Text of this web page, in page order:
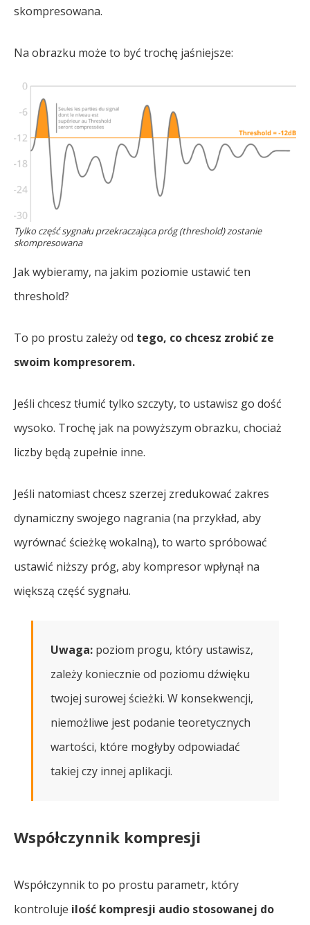
skompresowana.
Na obrazku może to być trochę jaśniejsze:
Tylko część sygnału przekraczająca próg (threshold) zostanie
skompresowana
Jak wybieramy, na jakim poziomie ustawić ten
threshold?
To po prostu zależy od tego, co chcesz zrobić ze
swoim kompresorem.
Jeśli chcesz tłumić tylko szczyty, to ustawisz go dość
wysoko. Trochę jak na powyższym obrazku, chociaż
liczby będą zupełnie inne.
Jeśli natomiast chcesz szerzej zredukować zakres
dynamiczny swojego nagrania (na przykład, aby
wyrównać ścieżkę wokalną), to warto spróbować
ustawić niższy próg, aby kompresor wpłynął na
większą część sygnału.
Uwaga: poziom progu, który ustawisz,
zależy koniecznie od poziomu dźwięku
twojej surowej ścieżki. W konsekwencji,
niemożliwe jest podanie teoretycznych
wartości, które mogłyby odpowiadać
takiej czy innej aplikacji.
Współczynnik kompresji
Współczynnik to po prostu parametr, który
kontroluje ilość kompresji audio stosowanej do